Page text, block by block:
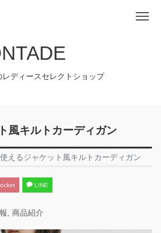
ディースセレクトショップ
風キルトカーディガン
えるジャケット風キルトカーディガン
LINE
, 商品紹介